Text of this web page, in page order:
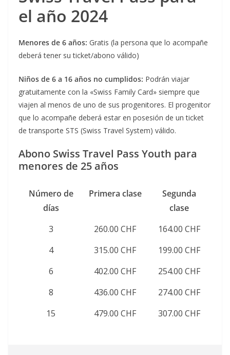
el año 2024
Menores de 6 años: Gratis (la persona que lo acompañe
deberá tener su ticket/abono válido)
Niños de 6 a 16 años no cumplidos: Podrán viajar
gratuitamente con la «Swiss Family Card» siempre que
viajen al menos de uno de sus progenitores. El progenitor
que lo acompañe deberá estar en posesión de un ticket
de transporte STS (Swiss Travel System) válido.
Abono Swiss Travel Pass Youth para
menores de 25 años
Número de
días
Primera clase
Segunda
clase
3
260.00 CHF
164.00 CHF
4
315.00 CHF
199.00 CHF
6
402.00 CHF
254.00 CHF
8
436.00 CHF
274.00 CHF
15
479.00 CHF 307.00 CHF